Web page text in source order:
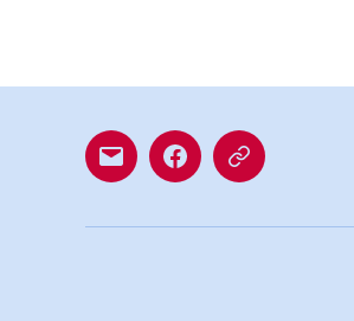
Mail
Facebook-
Libsyn